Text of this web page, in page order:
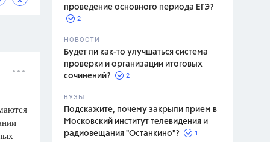
проведение основного периода ЕГЭ?
2
НОВОСТИ
Будет ли как-то улучшаться система
проверки и организации итоговых
сочинений?
2
ВУЗЫ
Подскажите, почему закрыли прием в
Московский институт телевидения и
радиовещания "Останкино"?
1